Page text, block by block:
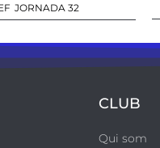
JORNADA 32
CLUB
Qui som